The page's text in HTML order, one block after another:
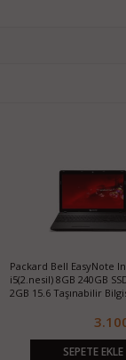
Lenovo V15 G4 AMN
8GB 256SSD 15.6 Dizüstü
SEPETE EKLE